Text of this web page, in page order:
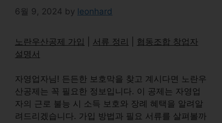
6월 9, 2024 by leonhard
노란우산공제 가입 서류 정리
협동조합 창업자
설명서
자영업자님! 든든한 보호막을 찾고 계시다면 노란우
산공제는 꼭 필요한 정보입니다. 이 공제는 자영업
자의 근로 불능 시 소득 보호와 장례 혜택을 알려알
려드리겠습니다. 가입 방법과 필요 서류를 살펴볼까